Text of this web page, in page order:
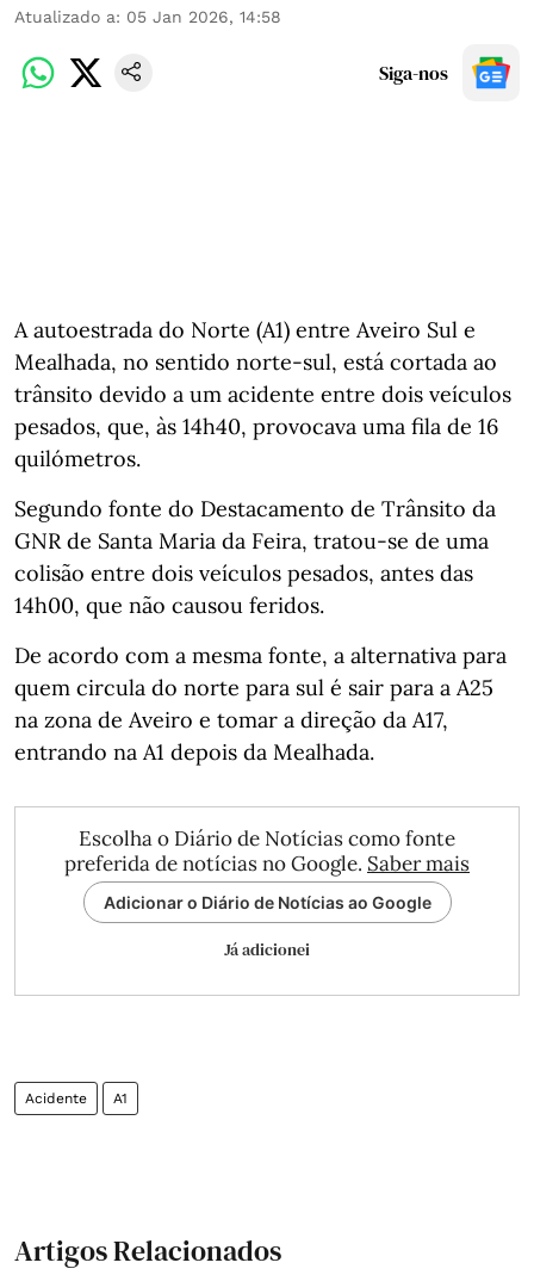
Atualizado a: 05 Jan 2026, 14:58
Siga-nos
A autoestrada do Norte (A1) entre Aveiro Sul e
Mealhada, no sentido norte-sul, está cortada ao
trânsito devido a um acidente entre dois veículos
pesados, que, às 14h40, provocava uma fila de 16
quilómetros.
Segundo fonte do Destacamento de Trânsito da
GNR de Santa Maria da Feira, tratou-se de uma
colisão entre dois veículos pesados, antes das
14h00, que não causou feridos.
De acordo com a mesma fonte, a alternativa para
quem circula do norte para sul é sair para a A25
na zona de Aveiro e tomar a direção da A17,
entrando na A1 depois da Mealhada.
Escolha o Diário de Notícias como fonte
preferida de notícias no Google. Saber mais
Adicionar o Diário de Notícias ao Google
Já adicionei
Acidente A1
Artigos Relacionados